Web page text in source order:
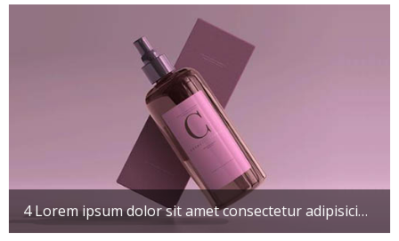
4 Lorem ipsum dolor sit amet consectetur adipisicing elit. Maxime mollitia, molestiae quas vel sint commodi repudiandae consequuntur voluptatum laborum numquam blanditiis harum quisquam